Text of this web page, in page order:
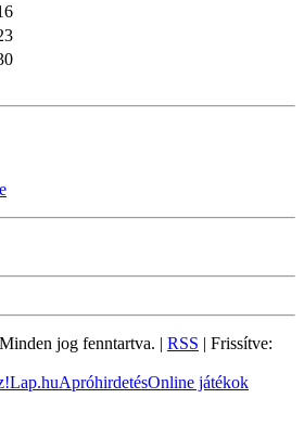
jog fenntartva. | RSS | Frissítve:
Lap.huApróhirdetésOnline játékok